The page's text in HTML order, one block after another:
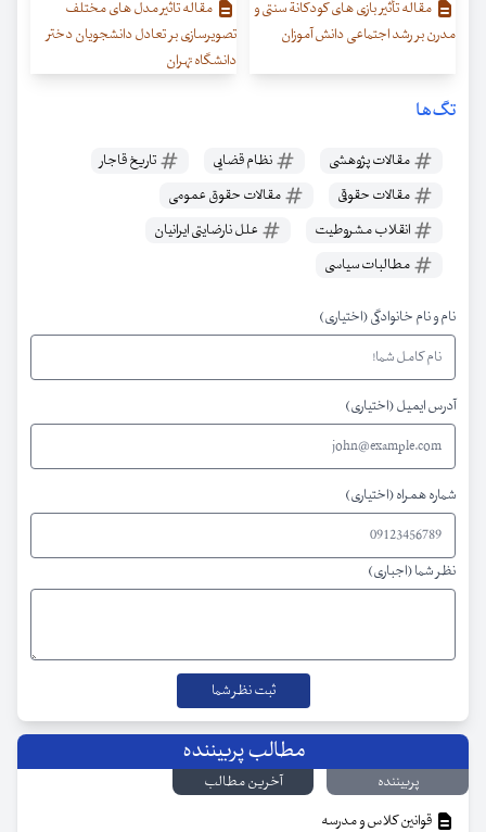
مقاله تأثیر بازی های کودکانة سنتی و
مدرن بر رشد اجتماعی دانش آموزان
مقاله تاثیر مدل های مختلف
تصویرسازی بر تعادل دانشجویان دختر
دانشگاه تهران
تگ‌ها
مقالات پژوهشی نظام قضایی
تاریخ قاجار
مقالات حقوقی
مقالات حقوق عمومی
انقلاب مشروطیت
علل نارضایتی ایرانیان
مطالبات سیاسی
نام و نام خانوادگی (اختیاری)
آدرس ایمیل (اختیاری)
شماره همراه (اختیاری)
نظر شما (اجباری)
مطالب پربیننده
پربیننده
آخرین مطالب
قوانین کلاس و مدرسه